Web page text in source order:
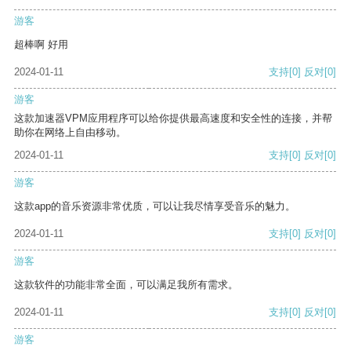
游客
超棒啊 好用
2024-01-11 支持[0] 反对[0]
游客
这款加速器VPM应用程序可以给你提供最高速度和安全性的连接，并帮
助你在网络上自由移动。
2024-01-11
支持[0] 反对[0]
游客
这款app的音乐资源非常优质，可以让我尽情享受音乐的魅力。
2024-01-11 支持[0] 反对[0]
游客
这款软件的功能非常全面，可以满足我所有需求。
2024-01-11 支持[0] 反对[0]
游客